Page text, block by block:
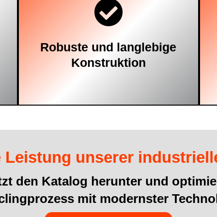
Robuste und langlebige
Konstruktion
Unsere Vorzerkleinerer werden aus
hochfesten, hochwertigen Materialien und
Komponenten hergestellt, die
standhalten und eine lange Lebensdauer
bei minimalem Verschleiß bieten.
Leistung unserer
den Katalog herunter und
mit modernster